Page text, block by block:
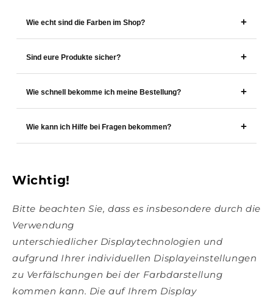
Wie echt sind die Farben im Shop?
Sind eure Produkte sicher?
Wie schnell bekomme ich meine Bestellung?
Wie kann ich Hilfe bei Fragen bekommen?
Wichtig!
Bitte beachten Sie, dass es insbesondere durch die
Verwendung
unterschiedlicher Displaytechnologien und
aufgrund Ihrer individuellen Displayeinstellungen
zu Verfälschungen bei der Farbdarstellung
kommen kann. Die auf Ihrem Display